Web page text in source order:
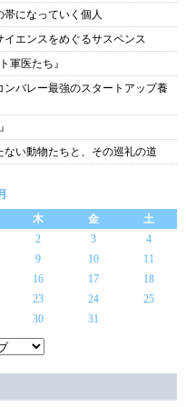
帯になっていく個人
イエンスをめぐるサスペンス
軍医たち』
ンバレー最強のスタートアップ養
ない動物たちと、その巡礼の道
木 金
土
2 3
4
9 10
11
16 17
18
23 24
25
30 31